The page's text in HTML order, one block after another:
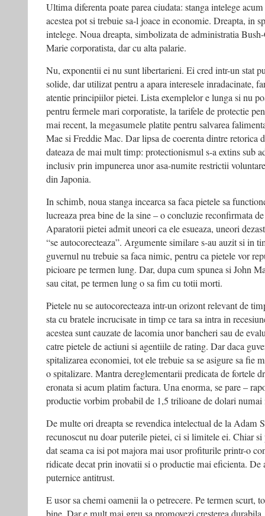
Ultima diferenta poate parea ciudata: stanga intelege
acestea pot si trebuie sa-l joace in economie. Dreapta, in
intelege. Noua dreapta, simbolizata de administratia
Marie corporatista, dar cu alta palarie.
Nu, exponentii ei nu sunt libertarieni. Ei cred intr-un stat
solide, dar utilizat pentru a apara interesele inradacinate,
atentie principiilor pietei. Lista exemplelor e lunga si nu
pentru fermele mari corporatiste, la tarifele de protectie
mai recent, la megasumele platite pentru salvarea
Mae si Freddie Mac. Dar lipsa de coerenta dintre retorica
dateaza de mai mult timp: protectionismul s-a extins sub
inclusiv prin impunerea unor asa-numite restrictii
din Japonia.
In schimb, noua stanga incearca sa faca pietele sa
lucreaza prea bine de la sine – o concluzie reconfirmata
Aparatorii pietei admit uneori ca ele esueaza, uneori
“se autocorecteaza”. Argumente similare s-au auzit si in
guvernul nu trebuie sa faca nimic, pentru ca pietele vor
picioare pe termen lung. Dar, dupa cum spunea si John
sau citat, pe termen lung o sa fim cu totii morti.
Pietele nu se autocorecteaza intr-un orizont relevant de
sta cu bratele incrucisate in timp ce tara sa intra in
acestea sunt cauzate de lacomia unor bancheri sau de
catre pietele de actiuni si agentiile de rating. Dar daca
spitalizarea economiei, tot ele trebuie sa se asigure sa fie
o spitalizare. Mantra dereglementarii predicata de fortele
eronata si acum platim factura. Una enorma, se pare –
productie vorbim probabil de 1,5 trilioane de dolari
De multe ori dreapta se revendica intelectual de la Adam
recunoscut nu doar puterile pietei, ci si limitele ei. Chiar
dat seama ca isi pot majora mai usor profiturile printr-o
ridicate decat prin inovatii si o productie mai eficienta. De
puternice antitrust.
E usor sa chemi oamenii la o petrecere. Pe termen scurt,